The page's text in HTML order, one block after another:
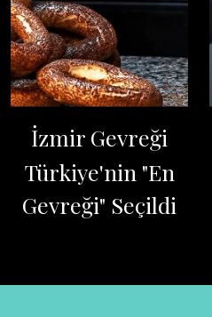
İzmir Gevreği
Türkiye'nin "En
Gevreği" Seçildi